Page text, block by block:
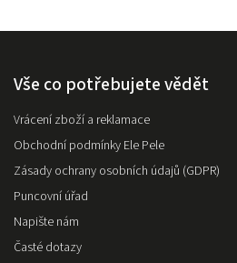
Vše co potřebujete vědět
Vrácení zboží a reklamace
Obchodní podmínky Ele Pele
Zásady ochrany osobních údajů (GDPR)
Puncovní úřad
Napište nám
Časté dotazy